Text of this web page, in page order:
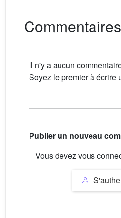
Commentaires
Il n'y a aucun
Soyez le premier à écrire
Publier un nouveau
Vous devez vous